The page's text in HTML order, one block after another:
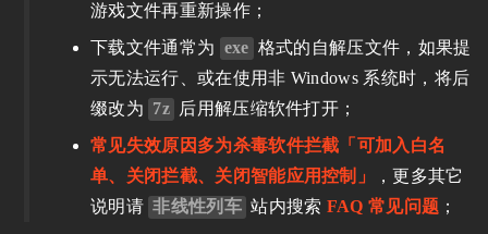
游戏文件再重新操作；
下载文件通常为 exe 格式的自解压文件，如果提
示无法运行、或在使用非 Windows 系统时，将后
缀改为 7z 后用解压缩软件打开；
常见失效原因多为杀毒软件拦截「可加入白名
单、关闭拦截、关闭智能应用控制」
，更多其它
说明请 非线性列车 站内搜索 FAQ 常见问题 ；